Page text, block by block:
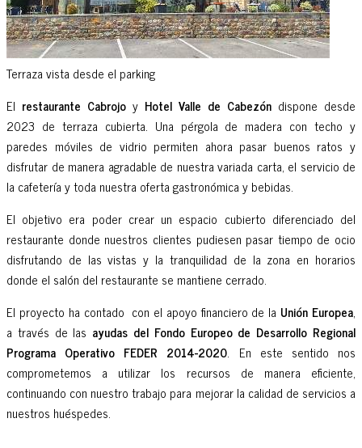
Terraza vista desde el parking
El restaurante Cabrojo y Hotel Valle de Cabezón dispone desde
2023 de terraza cubierta. Una pérgola de madera con techo y
paredes móviles de vidrio permiten ahora pasar buenos ratos y
disfrutar de manera agradable de nuestra variada carta, el servicio de
la cafetería y toda nuestra oferta gastronómica y bebidas.
El objetivo era poder crear un espacio cubierto diferenciado del
restaurante donde nuestros clientes pudiesen pasar tiempo de ocio
disfrutando de las vistas y la tranquilidad de la zona en horarios
donde el salón del restaurante se mantiene cerrado.
El proyecto ha contado con el apoyo financiero de la Unión Europea,
a través de las ayudas del Fondo Europeo de Desarrollo Regional
Programa Operativo FEDER 2014-2020. En este sentido nos
comprometemos a utilizar los recursos de manera eficiente,
continuando con nuestro trabajo para mejorar la calidad de servicios a
nuestros huéspedes.